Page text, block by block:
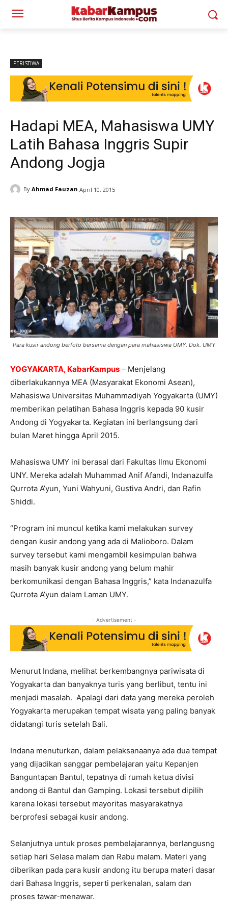
PERISTIWA
Hadapi MEA, Mahasiswa UMY
Latih Bahasa Inggris Supir
Andong Jogja
By Ahmad Fauzan April 10, 2015
Para kusir andong berfoto bersama dengan para mahasiswa UMY. Dok. UMY
YOGYAKARTA, KabarKampus – Menjelang
diberlakukannya MEA (Masyarakat Ekonomi Asean),
Mahasiswa Universitas Muhammadiyah Yogyakarta (UMY)
memberikan pelatihan Bahasa Inggris kepada 90 kusir
Andong di Yogyakarta. Kegiatan ini berlangsung dari
bulan Maret hingga April 2015.
Mahasiswa UMY ini berasal dari Fakultas Ilmu Ekonomi
UNY. Mereka adalah Muhammad Anif Afandi, Indanazulfa
Qurrota A’yun, Yuni Wahyuni, Gustiva Andri, dan Rafin
Shiddi.
“Program ini muncul ketika kami melakukan survey
dengan kusir andong yang ada di Malioboro. Dalam
survey tersebut kami mengambil kesimpulan bahwa
masih banyak kusir andong yang belum mahir
berkomunikasi dengan Bahasa Inggris,” kata Indanazulfa
Qurrota A’yun dalam Laman UMY.
- Advertisement -
Menurut Indana, melihat berkembangnya pariwisata di
Yogyakarta dan banyaknya turis yang berlibut, tentu ini
menjadi masalah. Apalagi dari data yang mereka peroleh
Yogyakarta merupakan tempat wisata yang paling banyak
didatangi turis setelah Bali.
Indana menuturkan, dalam pelaksanaanya ada dua tempat
yang dijadikan sanggar pembelajaran yaitu Kepanjen
Banguntapan Bantul, tepatnya di rumah ketua divisi
andong di Bantul dan Gamping. Lokasi tersebut dipilih
karena lokasi tersebut mayoritas masyarakatnya
berprofesi sebagai kusir andong.
Selanjutnya untuk proses pembelajarannya, berlangusng
setiap hari Selasa malam dan Rabu malam. Materi yang
diberikan pada para kusir andong itu berupa materi dasar
dari Bahasa Inggris, seperti perkenalan, salam dan
proses tawar-menawar.